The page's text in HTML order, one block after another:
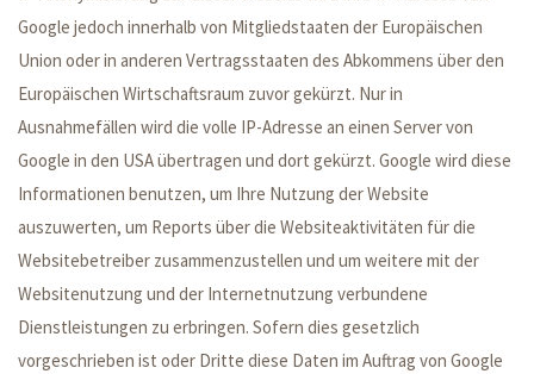
Google jedoch innerhalb von Mitgliedstaaten der Europäischen
Union oder in anderen Vertragsstaaten des Abkommens über den
Europäischen Wirtschaftsraum zuvor gekürzt. Nur in
Ausnahmefällen wird die volle IP-Adresse an einen Server von
Google in den USA übertragen und dort gekürzt. Google wird diese
Informationen benutzen, um Ihre Nutzung der Website
auszuwerten, um Reports über die Websiteaktivitäten für die
Websitebetreiber zusammenzustellen und um weitere mit der
Websitenutzung und der Internetnutzung verbundene
Dienstleistungen zu erbringen. Sofern dies gesetzlich
vorgeschrieben ist oder Dritte diese Daten im Auftrag von Google